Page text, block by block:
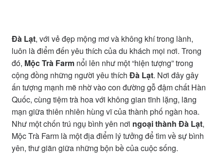
Đà Lạt, với vẻ đẹp mộng mơ và không khí trong lành,
luôn là điểm đến yêu thích của du khách mọi nơi. Trong
đó, Mộc Trà Farm nổi lên như một “hiện tượng” trong
cộng đồng những người yêu thích Đà Lạt. Nơi đây gây
ấn tượng mạnh mẽ nhờ vào con đường gỗ đậm chất Hàn
Quốc, cùng tiệm trà hoa với không gian tĩnh lặng, lãng
mạn giữa thiên nhiên hùng vĩ của thành phố ngàn hoa.
Như một chốn trú ngụ bình yên nơi ngoại thành Đà Lạt,
Mộc Trà Farm là một địa điểm lý tưởng để tìm về sự bình
yên, thư giãn giữa những bộn bề của cuộc sống.